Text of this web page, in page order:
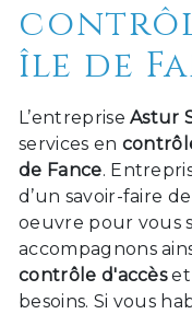
île de
L’entrepriseAstur
services en
de Fance.
d’un savoir-faire
oeuvre pour vous
accompagnons
contrôle d'accèset
besoins. Si vous